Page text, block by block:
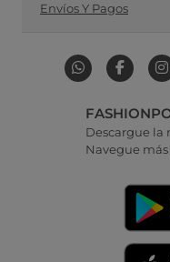
Envíos Y Pagos
Descargue la
Navegue